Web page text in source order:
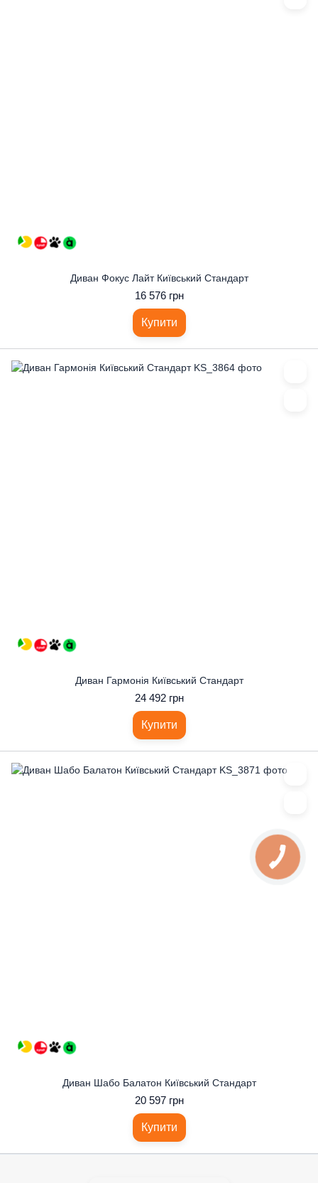
Диван Фокус Лайт Київський Стандарт
16 576 грн
Купити
Диван Гармонія Київський Стандарт
24 492 грн
Купити
Диван Шабо Балатон Київський Стандарт
20 597 грн
Купити